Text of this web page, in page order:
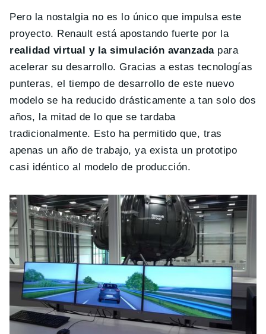
Pero la nostalgia no es lo único que impulsa este
proyecto. Renault está apostando fuerte por la
realidad virtual y la simulación avanzadapara
acelerar su desarrollo. Gracias a estas tecnologías
punteras, el tiempo de desarrollo de este nuevo
modelo se ha reducido drásticamente a tan solo dos
años, la mitad de lo que se tardaba
tradicionalmente. Esto ha permitido que, tras
apenas un año de trabajo, ya exista un prototipo
casi idéntico al modelo de producción.